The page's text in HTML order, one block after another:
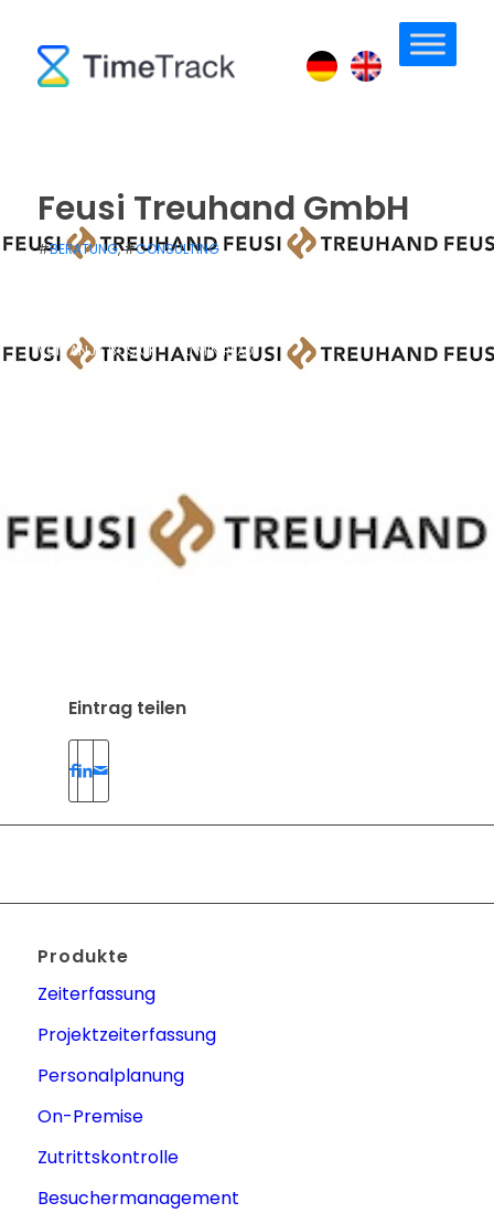
Feusi Treuhand GmbH
#BERATUNG, #CONSULTING
VONANJA BOSIOK / 0 MIN READ
Eintrag teilen
Produkte
Zeiterfassung
Projektzeiterfassung
Personalplanung
On-Premise
Zutrittskontrolle
Besuchermanagement